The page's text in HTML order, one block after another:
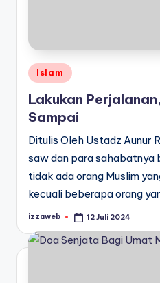
Posted
Islam
Lakukan
Sampai
Ditulis Oleh Ustadz Aunur
saw dan para sahabatnya
tidak ada orang Muslim
kecuali beberapa orang
Posted
izzaweb 12 Juli 2024